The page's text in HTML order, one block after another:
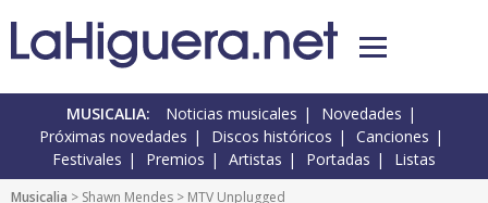
MUSICALIA: Noticias musicales
Novedades
Próximas novedades
Discos históricos
Canciones
Festivales
Premios Artistas Portadas Listas
Musicalia > Shawn Mendes > MTV Unplugged